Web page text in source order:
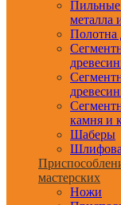
Пильные
металла
Полотна
камня и
Шаберы
мастерских
Ножи